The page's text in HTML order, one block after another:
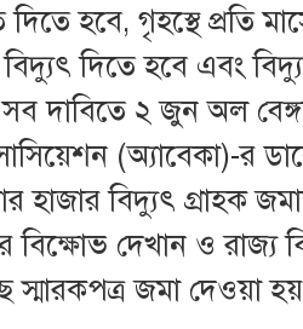
হবে, গৃহস্থে প্রতি
বিদ্যুৎ দিতে হবে এবং
দাবিতে ২ জুন অল বেঙ্গল
(অ্যাবেকা)-র
হাজার বিদ্যুৎ গ্রাহক
বিক্ষোভ দেখান ও রাজ্য
স্মারকপত্র জমা দেওয়া